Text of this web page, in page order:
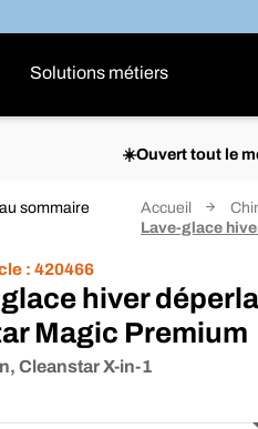
Solutions métiers
☀️Ouvert tout le
sommaire Accueil
Lave-glace
: 420466
hiver
Magic Premium
Cleanstar X-in-1